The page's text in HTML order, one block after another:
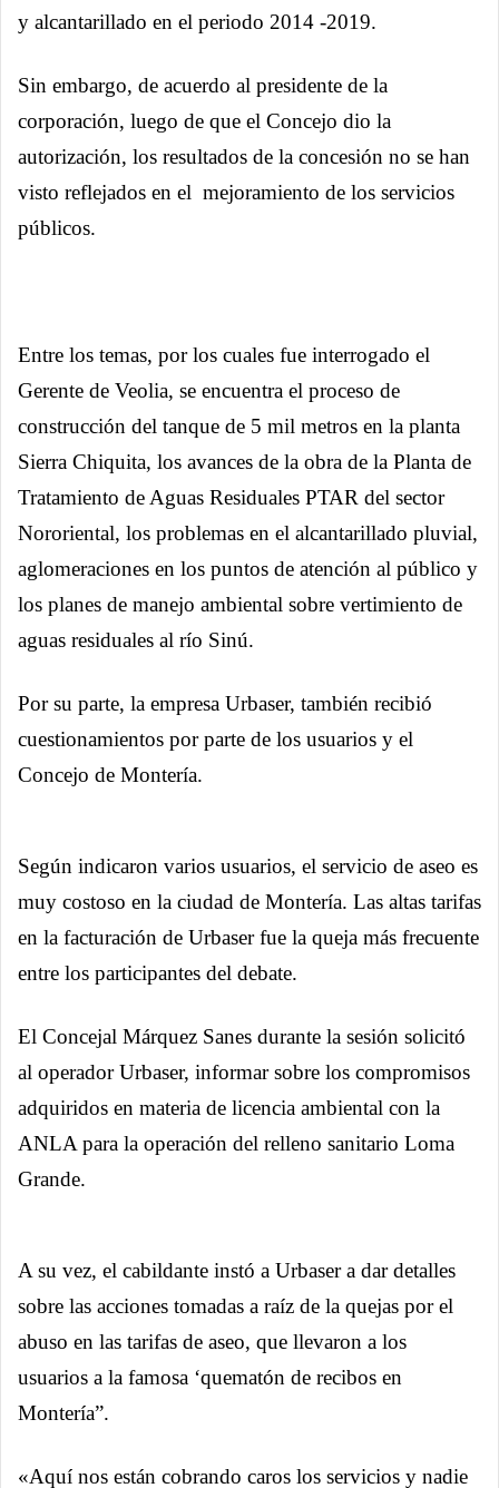
y alcantarillado en el periodo 2014 -2019.
Sin embargo, de acuerdo al presidente de la
corporación, luego de que el Concejo dio la
autorización, los resultados de la concesión no se han
visto reflejados en el mejoramiento de los servicios
públicos.
Entre los temas, por los cuales fue interrogado el
Gerente de Veolia, se encuentra el proceso de
construcción del tanque de 5 mil metros en la planta
Sierra Chiquita, los avances de la obra de la Planta de
Tratamiento de Aguas Residuales PTAR del sector
Nororiental, los problemas en el alcantarillado pluvial,
aglomeraciones en los puntos de atención al público y
los planes de manejo ambiental sobre vertimiento de
aguas residuales al río Sinú.
Por su parte, la empresa Urbaser, también recibió
cuestionamientos por parte de los usuarios y el
Concejo de Montería.
Según indicaron varios usuarios, el servicio de aseo es
muy costoso en la ciudad de Montería. Las altas tarifas
en la facturación de Urbaser fue la queja más frecuente
entre los participantes del debate.
El Concejal Márquez Sanes durante la sesión solicitó
al operador Urbaser, informar sobre los compromisos
adquiridos en materia de licencia ambiental con la
ANLA para la operación del relleno sanitario Loma
Grande.
A su vez, el cabildante instó a Urbaser a dar detalles
sobre las acciones tomadas a raíz de la quejas por el
abuso en las tarifas de aseo, que llevaron a los
usuarios a la famosa ‘quematón de recibos en
Montería”.
«Aquí nos están cobrando caros los servicios y nadie